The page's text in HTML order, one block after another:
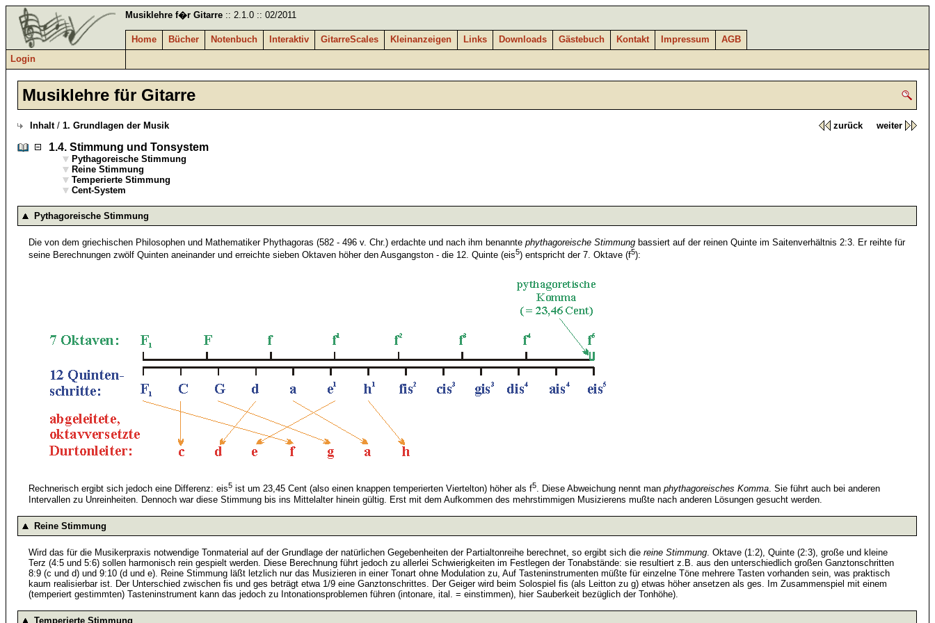
Musiklehre f�r Gitarre :: 2.1.0 :: 02/2011
Home Bücher Notenbuch Interaktiv GitarreScales Kleinanzeigen Links Downloads Gästebuch Kontakt Impressum
AGB
Login
Musiklehre für Gitarre
Inhalt/1. Grundlagen der Musik zurück weiter
1.4. Stimmung und Tonsystem
Pythagoreische Stimmung
Reine Stimmung
Temperierte Stimmung
Cent-System
Pythagoreische Stimmung
Die von dem griechischen Philosophen und Mathematiker Phythagoras (582 - 496 v. Chr.) erdachte und nach ihm benanntephythagoreische Stimmung bassiert auf der reinen Quinte im Saitenverhältnis 2:3. Er reihte für
seine Berechnungen zwölf Quinten aneinander und erreichte sieben Oktaven höher den Ausgangston - die 12. Quinte (eis5) entspricht der 7. Oktave (f5):
Rechnerisch ergibt sich jedoch eine Differenz: eis5 ist um 23,45 Cent (also einen knappen temperierten Viertelton) höher als f5. Diese Abweichung nennt manphythagoreisches Komma. Sie führt auch bei anderen
Intervallen zu Unreinheiten. Dennoch war diese Stimmung bis ins Mittelalter hinein gültig. Erst mit dem Aufkommen des mehrstimmigen Musizierens mußte nach anderen Lösungen gesucht werden.
Reine Stimmung
Wird das für die Musikerpraxis notwendige Tonmaterial auf der Grundlage der natürlichen Gegebenheiten der Partialtonreihe berechnet, so ergibt sich diereine Stimmung. Oktave (1:2), Quinte (2:3), große und kleine
Terz (4:5 und 5:6) sollen harmonisch rein gespielt werden. Diese Berechnung führt jedoch zu allerlei Schwierigkeiten im Festlegen der Tonabstände: sie resultiert z.B. aus den unterschiedlich großen Ganztonschritten
8:9 (c und d) und 9:10 (d und e). Reine Stimmung läßt letzlich nur das Musizieren in einer Tonart ohne Modulation zu, Auf Tasteninstrumenten müßte für einzelne Töne mehrere Tasten vorhanden sein, was praktisch
kaum realisierbar ist. Der Unterschied zwischen fis und ges beträgt etwa 1/9 eine Ganztonschrittes. Der Geiger wird beim Solospiel fis (als Leitton zu g) etwas höher ansetzen als ges. Im Zusammenspiel mit einem
(temperiert gestimmten) Tasteninstrument kann das jedoch zu Intonationsproblemen führen (intonare, ital. = einstimmen), hier Sauberkeit bezüglich der Tonhöhe).
Temperierte Stimmung